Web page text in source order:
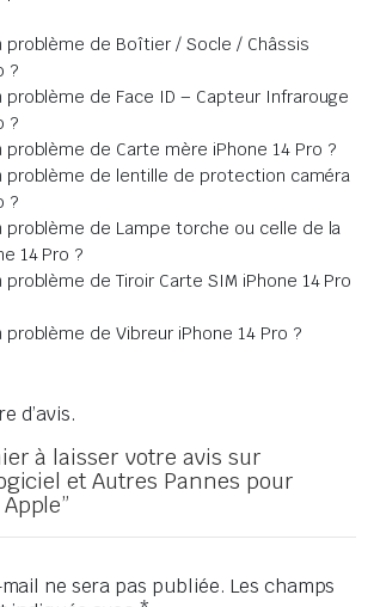
problème de Boîtier / Socle / Châssis
?
problème de Face ID – Capteur Infrarouge
?
problème de Carte mère iPhone 14 Pro ?
problème de lentille de protection caméra
?
problème de Lampe torche ou celle de la
14 Pro ?
problème de Tiroir Carte SIM iPhone 14 Pro
problème de Vibreur iPhone 14 Pro ?
d’avis.
à laisser votre avis sur
et Autres Pannes pour
ne sera pas publiée. Les champs